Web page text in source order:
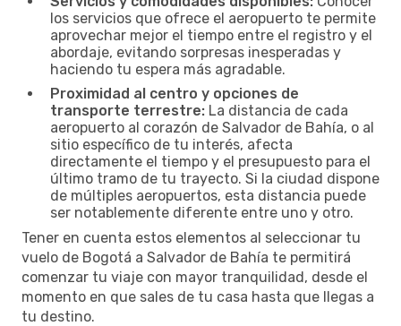
los servicios que ofrece el aeropuerto te permite
aprovechar mejor el tiempo entre el registro y el
abordaje, evitando sorpresas inesperadas y
haciendo tu espera más agradable.
Proximidad al centro y opciones de
transporte terrestre: La distancia de cada
aeropuerto al corazón de Salvador de Bahía, o al
sitio específico de tu interés, afecta
directamente el tiempo y el presupuesto para el
último tramo de tu trayecto. Si la ciudad dispone
de múltiples aeropuertos, esta distancia puede
ser notablemente diferente entre uno y otro.
Tener en cuenta estos elementos al seleccionar tu
vuelo de Bogotá a Salvador de Bahía te permitirá
comenzar tu viaje con mayor tranquilidad, desde el
momento en que sales de tu casa hasta que llegas a
tu destino.